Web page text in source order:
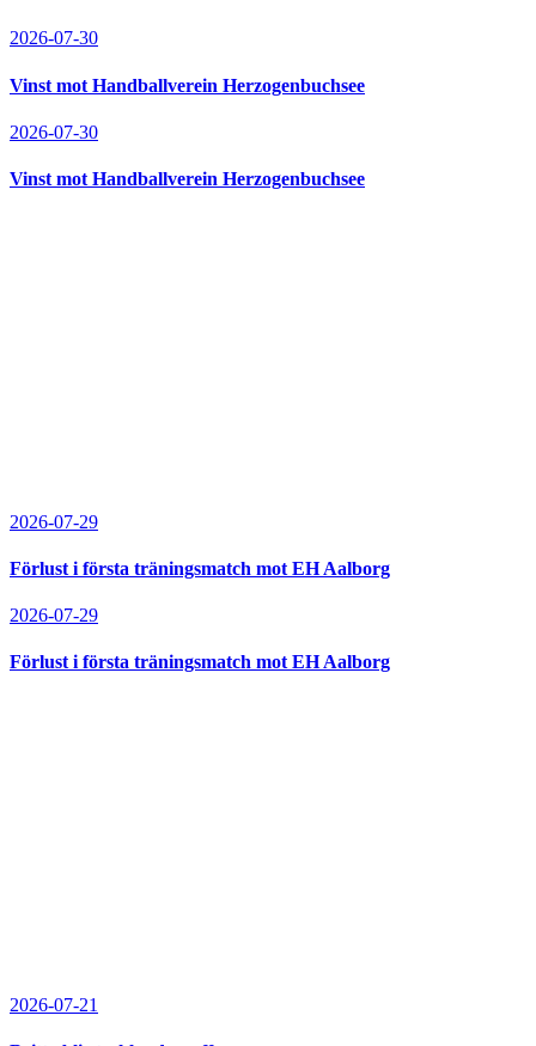
2026-07-30
Vinst mot Handballverein Herzogenbuchsee
2026-07-30
Vinst mot Handballverein Herzogenbuchsee
2026-07-29
Förlust i första träningsmatch mot EH Aalborg
2026-07-29
Förlust i första träningsmatch mot EH Aalborg
2026-07-21